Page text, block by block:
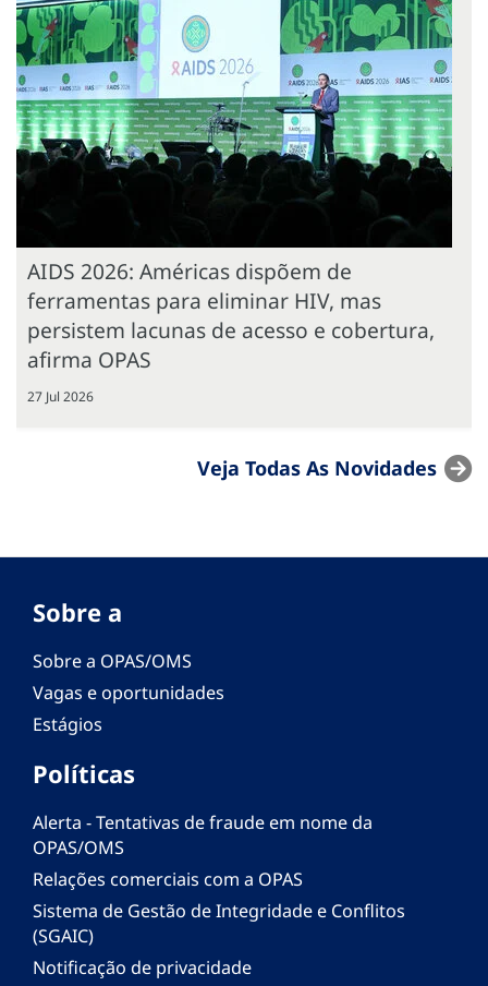
AIDS 2026: Américas dispõem de
ferramentas para eliminar HIV, mas
persistem lacunas de acesso e cobertura,
afirma OPAS
27 Jul 2026
Veja Todas As Novidades
Sobre a
Sobre a OPAS/OMS
Vagas e oportunidades
Estágios
Políticas
Alerta - Tentativas de fraude em nome da
OPAS/OMS
Relações comerciais com a OPAS
Sistema de Gestão de Integridade e Conflitos
(SGAIC)
Notificação de privacidade